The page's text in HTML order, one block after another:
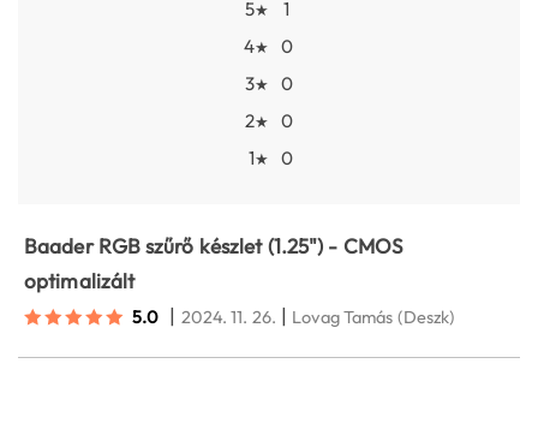
5★
1
4★
0
3★
0
2★
0
1★ 0
Baader RGB szűrő készlet (1.25") - CMOS
optimalizált
5.0 | 2024. 11. 26. | Lovag Tamás (Deszk)